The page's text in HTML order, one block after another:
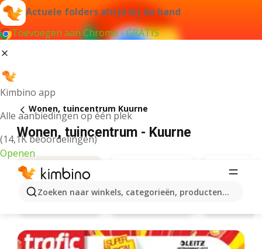
Actuele folders altijd bij de hand
Toevoegen aan Chrome - GRATIS
Kimbino app
Alle aanbiedingen op één plek
(14,1K beoordelingen)
Openen
Zoeken naar winkels, categorieën, producten...
Wonen, tuincentrum Kuurne
Wonen, tuincentrum - Kuurne
Leen Bakker